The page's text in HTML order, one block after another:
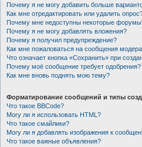
Почему я не могу добавить больше
Как мне отредактировать или удалить
Почему мне недоступны некоторые
Почему я не могу добавлять вложения?
Почему я получил предупреждение?
Как мне пожаловаться на сообщения
Что означает кнопка «Сохранить» при
Почему моё сообщение требует одобрения?
Как мне вновь поднять мою тему?
Форматирование сообщений и типы
Что такое BBCode?
Могу ли я использовать HTML?
Что такое смайлики?
Могу ли я добавлять изображения к
Что такое важные объявления?